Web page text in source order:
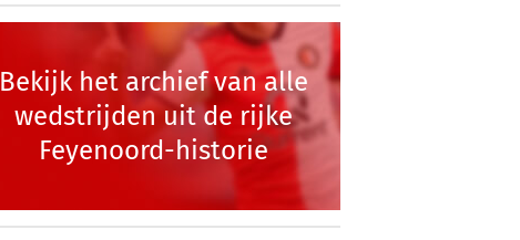
Bekijk het archief van alle
wedstrijden uit de rijke
Feyenoord-historie